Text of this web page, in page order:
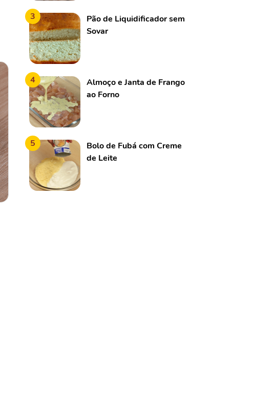
3
Pão de Liquidificador sem
Sovar
4
Almoço e Janta de Frango
ao Forno
5
Bolo de Fubá com Creme
de Leite